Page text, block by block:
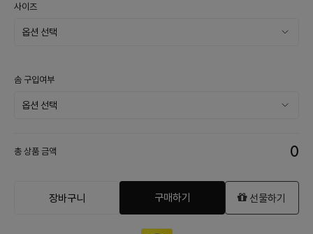
사이즈
솜 구입여부
총 상품 금액 0
장바구니 구매하기 선물하기